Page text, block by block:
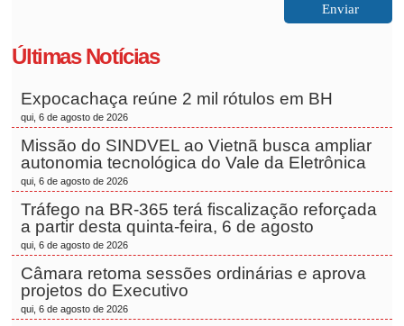
Últimas Notícias
Expocachaça reúne 2 mil rótulos em BH
qui, 6 de agosto de 2026
Missão do SINDVEL ao Vietnã busca ampliar
autonomia tecnológica do Vale da Eletrônica
qui, 6 de agosto de 2026
Tráfego na BR-365 terá fiscalização reforçada
a partir desta quinta-feira, 6 de agosto
qui, 6 de agosto de 2026
Câmara retoma sessões ordinárias e aprova
projetos do Executivo
qui, 6 de agosto de 2026